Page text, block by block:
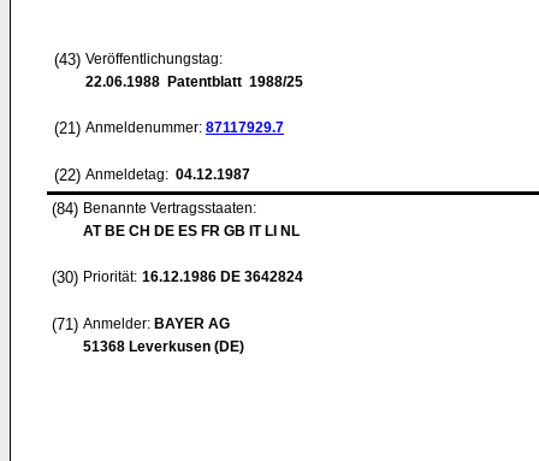
(43) Veröffentlichungstag:
22.06.1988 Patentblatt 1988/25
(21) Anmeldenummer: 87117929.7
(22) Anmeldetag: 04.12.1987
(84) Benannte Vertragsstaaten:
AT BE CH DE ES FR GB IT LI NL
(30) Priorität: 16.12.1986 DE 3642824
(71) Anmelder: BAYER AG
51368 Leverkusen (DE)